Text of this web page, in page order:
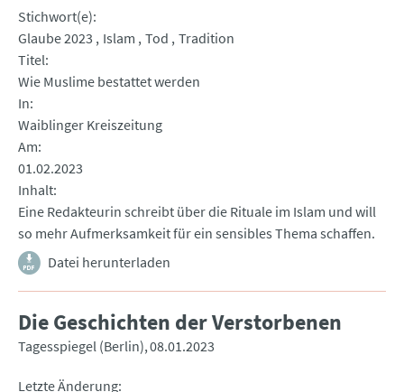
Stichwort(e)
Glaube 2023
Islam Tod Tradition
Titel
Wie Muslime bestattet werden
In
Waiblinger Kreiszeitung
Am
01.02.2023
Inhalt
Eine Redakteurin schreibt über die Rituale im Islam und will
so mehr Aufmerksamkeit für ein sensibles Thema schaffen.
Datei herunterladen
Die Geschichten der Verstorbenen
Tagesspiegel (Berlin) 08.01.2023
Letzte Änderung